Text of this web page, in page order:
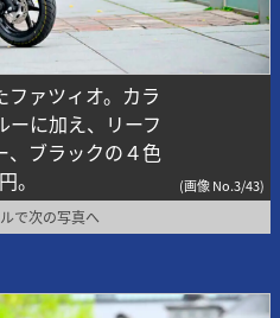
ァツィオ。カラ
ーに加え、リーフ
、ブラックの４色
。
(画像 No.3/43)
で次の写真へ